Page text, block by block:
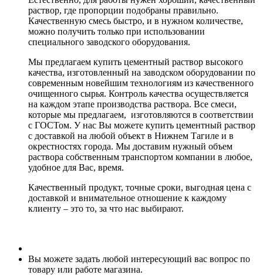
раствор, где пропорции подобраны правильно.
Качественную смесь быстро, и в нужном количестве,
можно получить только при использовании
специального заводского оборудования.
Мы предлагаем купить цементный раствор высокого
качества, изготовленный на заводском оборудовании по
современным новейшим технологиям из качественного
очищенного сырья. Контроль качества осуществляется
на каждом этапе производства раствора. Все смеси,
которые мы предлагаем, изготовляются в соответствии
с ГОСТом. У нас Вы можете купить цементный раствор
с доставкой на любой объект в Нижнем Тагиле и в
окрестностях города. Мы доставим нужный объем
раствора собственным транспортом компании в любое,
удобное для Вас, время.
Качественный продукт, точные сроки, выгодная цена с
доставкой и внимательное отношение к каждому
клиенту – это то, за что нас выбирают.
Вы можете задать любой интересующий вас вопрос по
товару или работе магазина.